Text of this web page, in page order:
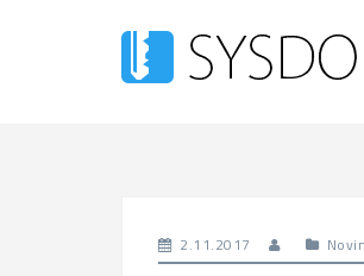
2.11.2017